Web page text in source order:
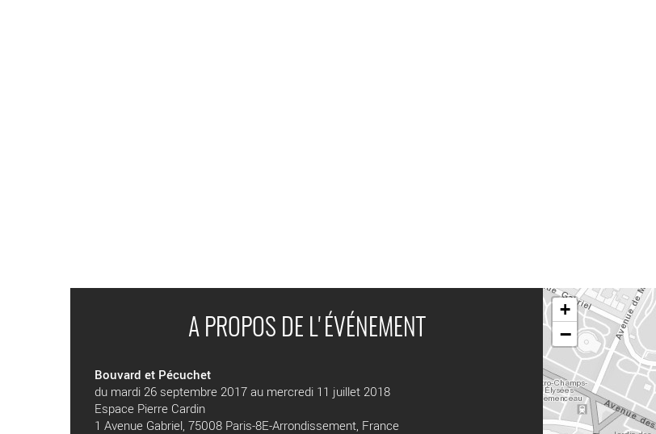
A PROPOS DE L'ÉVÉNEMENT
Bouvard et Pécuchet
du mardi 26 septembre 2017 au mercredi 11 juillet 2018
Espace Pierre Cardin
1 Avenue Gabriel, 75008 Paris-8E-Arrondissement, France
+
−